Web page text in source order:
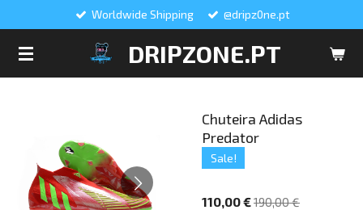
DRIPZONE.PT
Worldwide Shipping @dripz0ne.pt
Chuteira Adidas
Predator
Sale!
110,00 €190,00 €